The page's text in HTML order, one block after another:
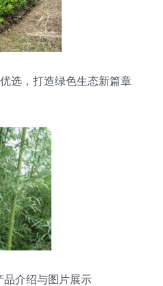
选，打造绿色生态新篇章
品介绍与图片展示